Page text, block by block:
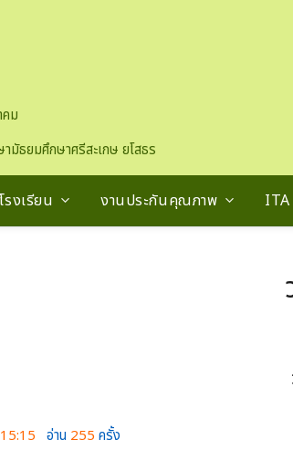
ม
มัธยมศึกษาศรีสะเกษ ยโสธร
งเรียน งานประกันคุณภาพ ITA
อ่าน 255 ครั้ง